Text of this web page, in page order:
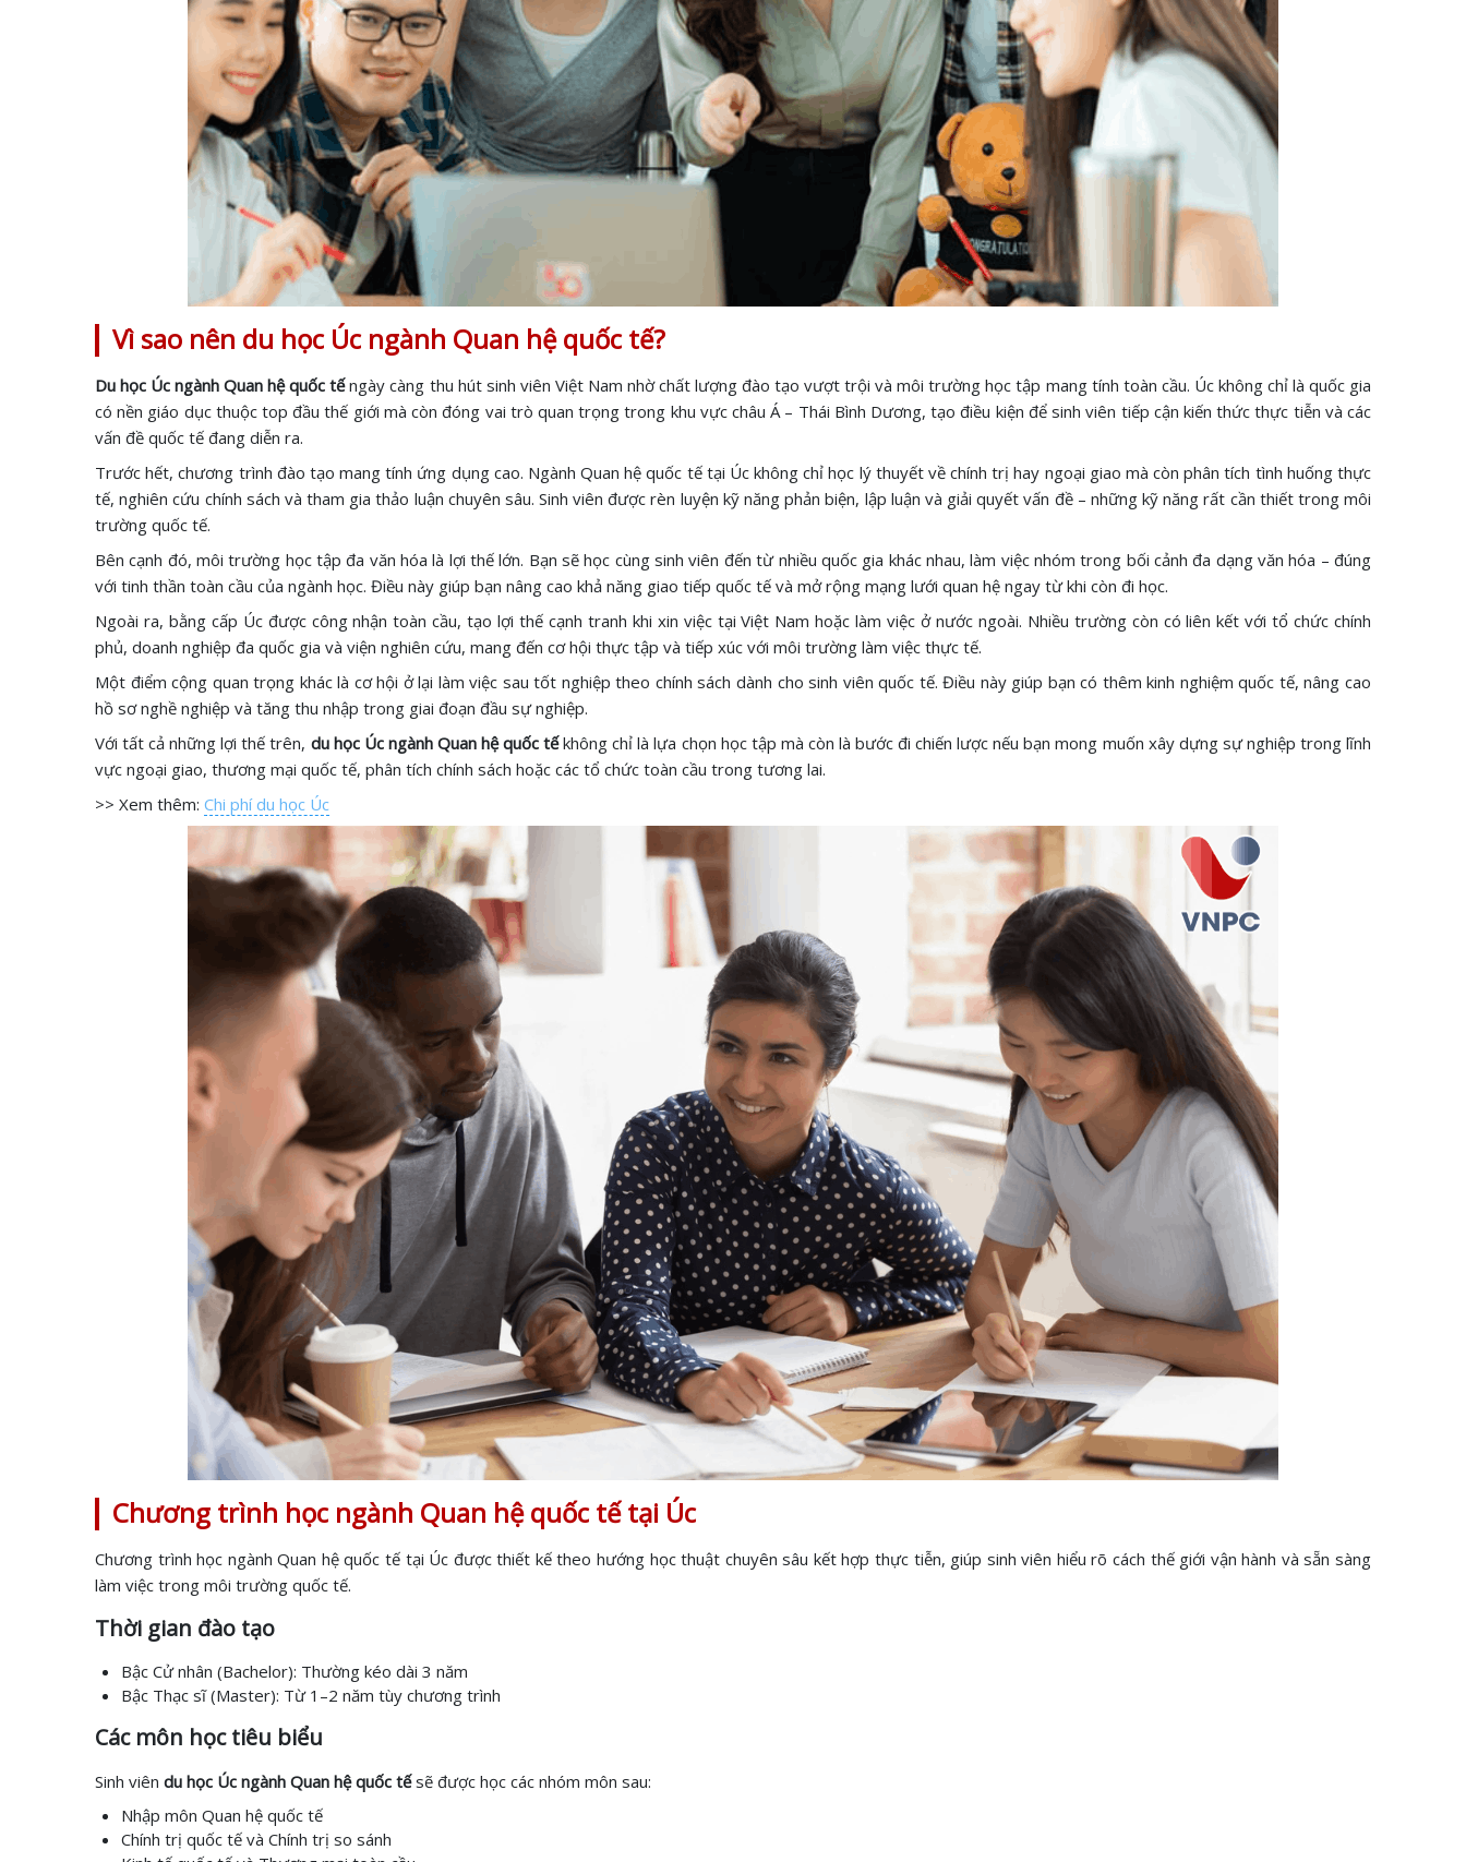
Vì sao nên du học Úc ngành Quan hệ quốc tế?
Du học Úc ngành Quan hệ quốc tếngày càng thu hút sinh viên Việt Nam nhờ chất lượng đào tạo vượt trội và môi trường học tập mang tính toàn cầu. Úc không chỉ là quốc gia
có nền giáo dục thuộc top đầu thế giới mà còn đóng vai trò quan trọng trong khu vực châu Á – Thái Bình Dương, tạo điều kiện để sinh viên tiếp cận kiến thức thực tiễn và các
vấn đề quốc tế đang diễn ra.
Trước hết, chương trình đào tạo mang tính ứng dụng cao. Ngành Quan hệ quốc tế tại Úc không chỉ học lý thuyết về chính trị hay ngoại giao mà còn phân tích tình huống thực
tế, nghiên cứu chính sách và tham gia thảo luận chuyên sâu. Sinh viên được rèn luyện kỹ năng phản biện, lập luận và giải quyết vấn đề – những kỹ năng rất cần thiết trong môi
trường quốc tế.
Bên cạnh đó, môi trường học tập đa văn hóa là lợi thế lớn. Bạn sẽ học cùng sinh viên đến từ nhiều quốc gia khác nhau, làm việc nhóm trong bối cảnh đa dạng văn hóa – đúng
với tinh thần toàn cầu của ngành học. Điều này giúp bạn nâng cao khả năng giao tiếp quốc tế và mở rộng mạng lưới quan hệ ngay từ khi còn đi học.
Ngoài ra, bằng cấp Úc được công nhận toàn cầu, tạo lợi thế cạnh tranh khi xin việc tại Việt Nam hoặc làm việc ở nước ngoài. Nhiều trường còn có liên kết với tổ chức chính
phủ, doanh nghiệp đa quốc gia và viện nghiên cứu, mang đến cơ hội thực tập và tiếp xúc với môi trường làm việc thực tế.
Một điểm cộng quan trọng khác là cơ hội ở lại làm việc sau tốt nghiệp theo chính sách dành cho sinh viên quốc tế. Điều này giúp bạn có thêm kinh nghiệm quốc tế, nâng cao
hồ sơ nghề nghiệp và tăng thu nhập trong giai đoạn đầu sự nghiệp.
Với tất cả những lợi thế trên, du học Úc ngành Quan hệ quốc tếkhông chỉ là lựa chọn học tập mà còn là bước đi chiến lược nếu bạn mong muốn xây dựng sự nghiệp trong lĩnh
vực ngoại giao, thương mại quốc tế, phân tích chính sách hoặc các tổ chức toàn cầu trong tương lai.
>> Xem thêm: Chi phí du học Úc
Chương trình học ngành Quan hệ quốc tế tại Úc
Chương trình học ngành Quan hệ quốc tế tại Úc được thiết kế theo hướng học thuật chuyên sâu kết hợp thực tiễn, giúp sinh viên hiểu rõ cách thế giới vận hành và sẵn sàng
làm việc trong môi trường quốc tế.
Thời gian đào tạo
Bậc Cử nhân (Bachelor): Thường kéo dài 3 năm
Bậc Thạc sĩ (Master): Từ 1–2 năm tùy chương trình
Các môn học tiêu biểu
Sinh viên du học Úc ngành Quan hệ quốc tếsẽ được học các nhóm môn sau:
Nhập môn Quan hệ quốc tế
Chính trị quốc tế và Chính trị so sánh